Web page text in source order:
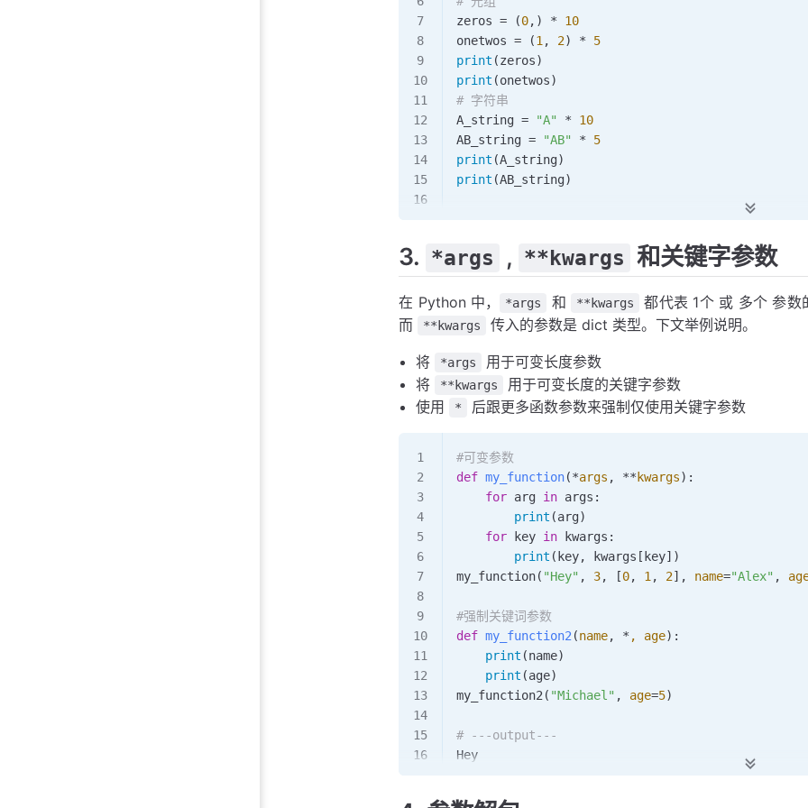
zeros = (0,) * 10
onetwos = (1 , 2) * 5
print (zeros)
print (onetwos)
# 字符串
A_string = "A" * 10
AB_string = "AB" * 5
print (A_string)
print (AB_string)
[1, 2 , 2, 1, 2, 1, 2, 1, 2]
(0, 0, 0, 0, 0, 0, 0, 0, 0, 0)
(1 , , 1, 2, 1, 2, 1 , 2, , 2)
AAAAAAAAAA
3. *args , **kwargs 和关键字参数
在 Python 中， *args 和 **kwargs 都代表 1个 或 多个 参数
而
**kwargs 传入的参数是 dict 类型。下文举例说明。
将 *args
用于可变长度参数
将
**kwargs
用于可变长度的关键字参数
使用
* 后跟更多函数参数来强制仅使用关键字参数
#可变参数
def my_function(*args , **kwargs):
    for
arg in args:
        print
(arg)
    for
key in kwargs:
        print
(key, kwargs[key])
my_function( "Hey" , 3, [0, 1 , 2], name="Alex" ,
#强制关键词参数
def my_function2 (name, * , age):
    print
(name)
    print
(age)
my_function2 ( "Michael" , age=5)
# ---output---
Hey